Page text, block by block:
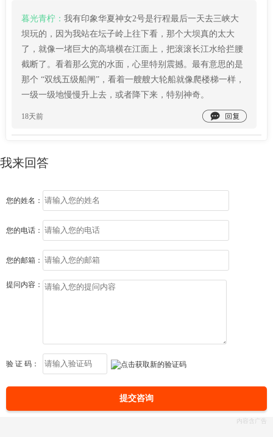
暮光青柠： 我有印象华夏神女2号是行程最后一天去三峡大
坝玩的，因为我站在坛子岭上往下看，那个大坝真的太大
了，就像一堵巨大的高墙横在江面上，把滚滚长江水给拦腰
截断了。看着那么宽的水面，心里特别震撼。最有意思的是
那个 “双线五级船闸”，看着一艘艘大轮船就像爬楼梯一样，
一级一级地慢慢升上去，或者降下来，特别神奇。
18天前 
我来回答
您的姓名：
您的电话：
您的邮箱：
提问内容：
验 证 码：
提交咨询